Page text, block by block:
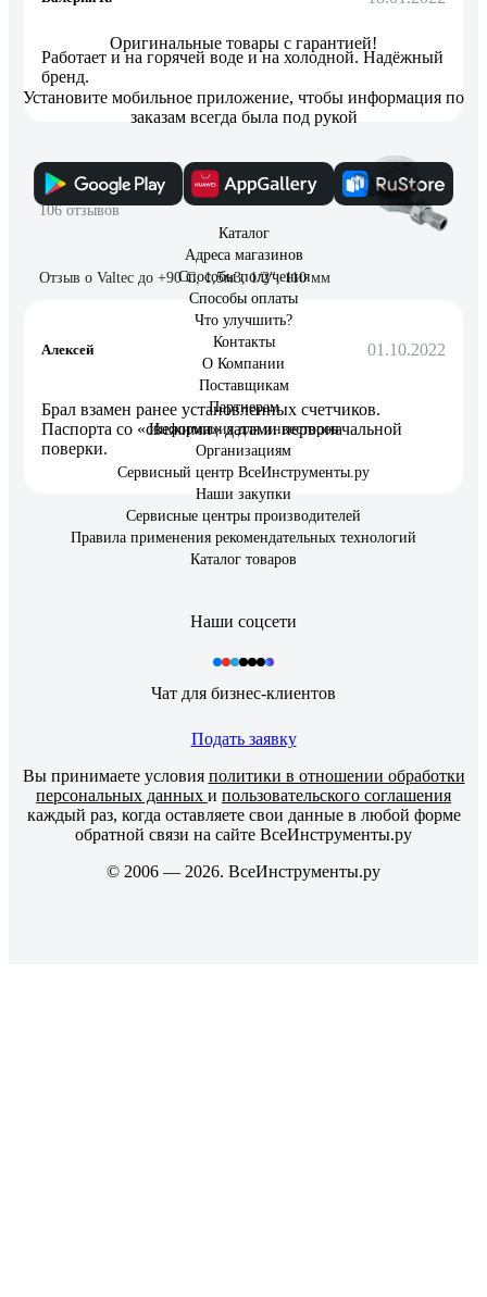
Работает и на горячей воде и на холодной. Надёжный
бренд.
106 отзывов
Отзыв о Valtec до +90 С, 1,5м3, 1/2", 110 мм
Алексей 01.10.2022
Брал взамен ранее установленных счетчиков.
Паспорта со «свежими» датами первоначальной
поверки.
Оригинальные товары с гарантией!
Установите мобильное приложение, чтобы информация по
заказам всегда была под рукой
Каталог
Адреса магазинов
Способы получения
Способы оплаты
Что улучшить?
Контакты
О Компании
Поставщикам
Партнерам
Информация для инвесторов
Организациям
Сервисный центр ВсеИнструменты.ру
Наши закупки
Сервисные центры производителей
Правила применения рекомендательных технологий
Каталог товаров
Наши соцсети
Чат для бизнес-клиентов
Подать заявку
Вы принимаете условия политики в отношении обработки
персональных данных и пользовательского соглашения
каждый раз, когда оставляете свои данные в любой форме
обратной связи на сайте ВсеИнструменты.ру
© 2006 — 2026. ВсеИнструменты.ру